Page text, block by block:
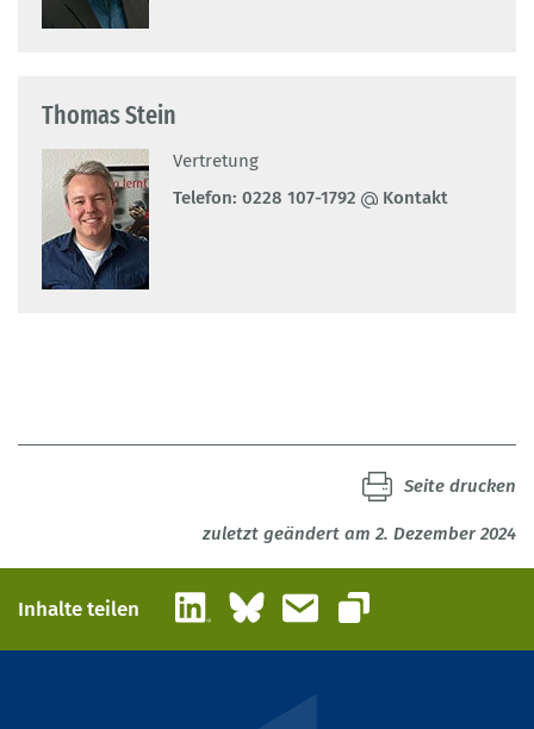
Thomas Stein
Vertretung
Telefon: 0228 107-1792 Kontakt
zuletzt geändert am 2. Dezember 2024
Seite drucken
Inhalte teilen LinkedInBlueskyE-Mail
Link kopieren